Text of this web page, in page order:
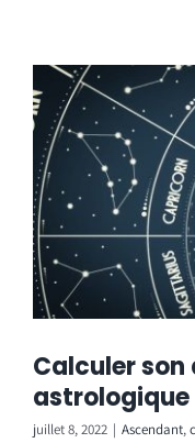
Calculer
astrologique
juillet 8, 2022 | Ascendant,